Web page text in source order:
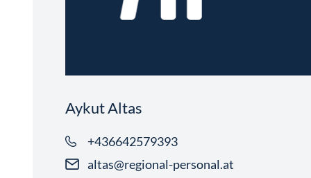
Aykut Altas
+436642579393
altas@regional-personal.at